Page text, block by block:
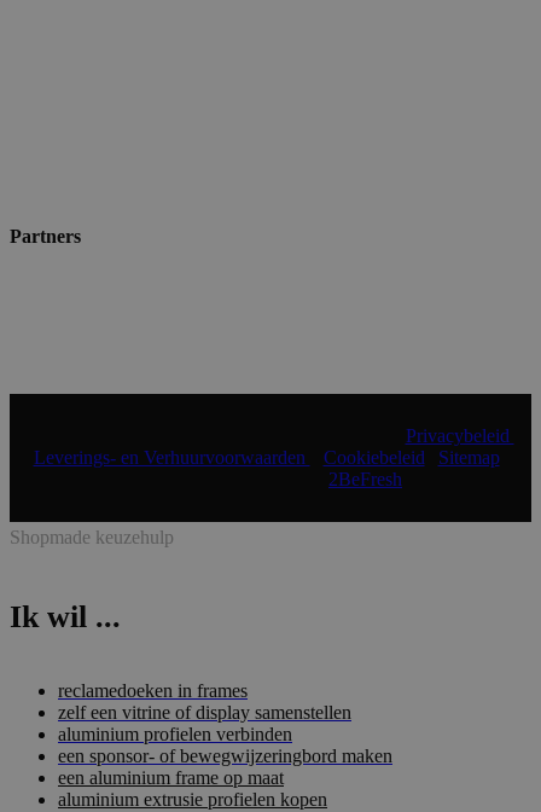
Partners
Privacybeleid
Leverings- en Verhuurvoorwaarden
Cookiebeleid Sitemap|
2BeFresh
Shopmade keuzehulp
Ik wil ...
reclamedoeken in frames
zelf een vitrine of display samenstellen
aluminium profielen verbinden
een sponsor- of bewegwijzeringbord maken
een aluminium frame op maat
aluminium extrusie profielen kopen